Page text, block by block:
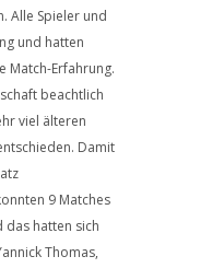
Alle Spieler und
und hatten
Match-Erfahrung.
beachtlich
viel älteren
Damit
9 Matches
hatten sich
Thomas,